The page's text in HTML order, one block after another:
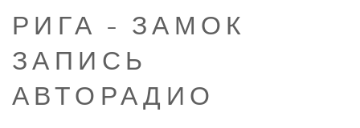
РИГА - ЗАМОК
ЗАПИСЬ
АВТОРАДИО